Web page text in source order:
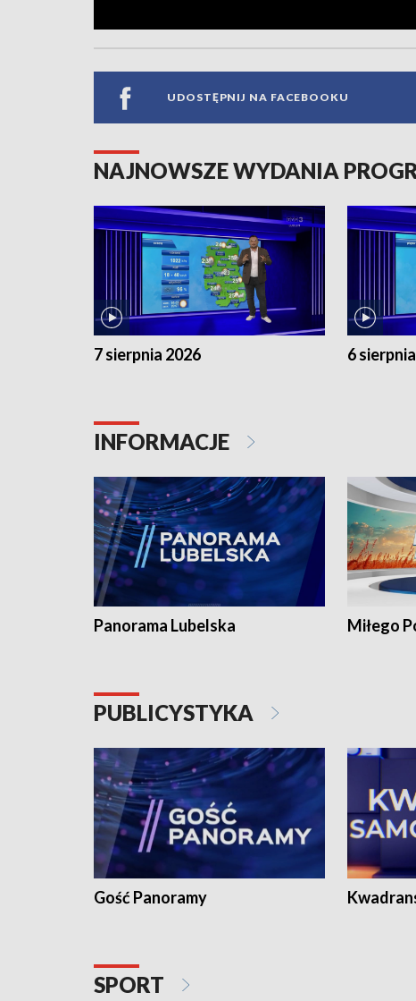
UDOSTĘPNIJ NA FACEBOOKU
NAJNOWSZE WYDANIA
7 sierpnia 2026 6
INFORMACJE
Panorama Lubelska Miłego
PUBLICYSTYKA
Gość Panoramy
SPORT